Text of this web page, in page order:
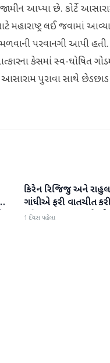
જામીન આપ્યા છે. કોર્ટે
લઈ જવામાં
પરવાનગી આપી
કેસમાં સ્વ-
આસારામ પુરાવા સાથે
રાષ્ટ્રીય
કિરેન રિજિજુ અને રાહુલ
ગાંધીએ ફરી વાતચીત
મહિલા અનામત અને
1 દિવસ પહેલા